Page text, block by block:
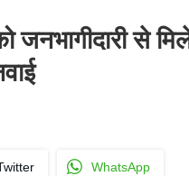
जनभागीदारी से
WhatsApp